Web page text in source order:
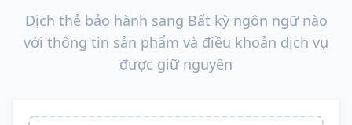
Dịch thẻ bảo hành sang Bất kỳ ngôn ngữ nào
với thông tin sản phẩm và điều khoản dịch vụ
được giữ nguyên